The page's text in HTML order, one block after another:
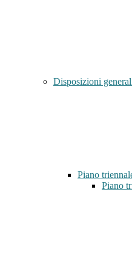
Disposizioni
Piano
Piano